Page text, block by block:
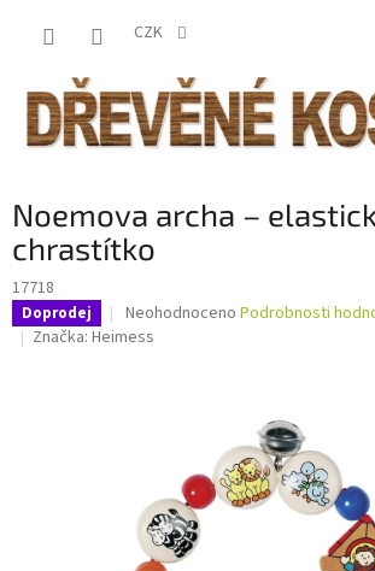
CZK
Noemova archa –
chrastítko
17718
Doprodej
Průměrné
hodnocení
hvězdiček.
Neohodnoceno Podrobnosti
Značka: Heimess